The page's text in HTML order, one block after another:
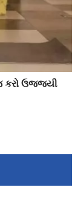
કરો ઉજ્જયી